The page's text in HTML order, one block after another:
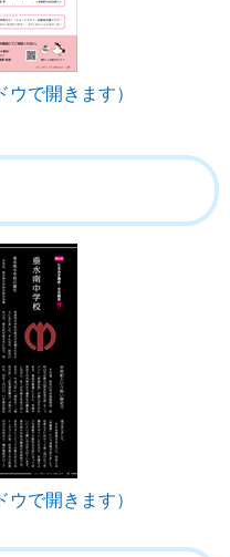
ウで開きます）
ウで開きます）